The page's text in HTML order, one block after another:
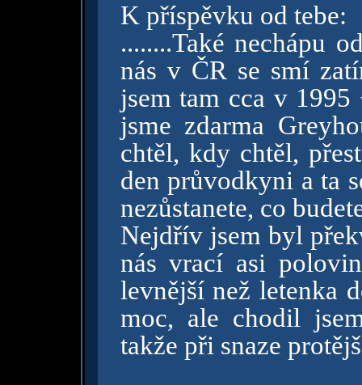
K příspěvku od tebe:
........Také nechápu
nás v ČR se smí
jsem tam cca v 1995
jsme zdarma
chtěl, kdy chtěl,
den průvodkyni a ta
nezůstanete, co
Nejdřív jsem byl
nás vrací asi
levnější než letenka
moc, ale chodil
takže při snaze